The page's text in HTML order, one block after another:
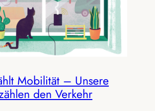
Mobilität – Unsere
den Verkehr